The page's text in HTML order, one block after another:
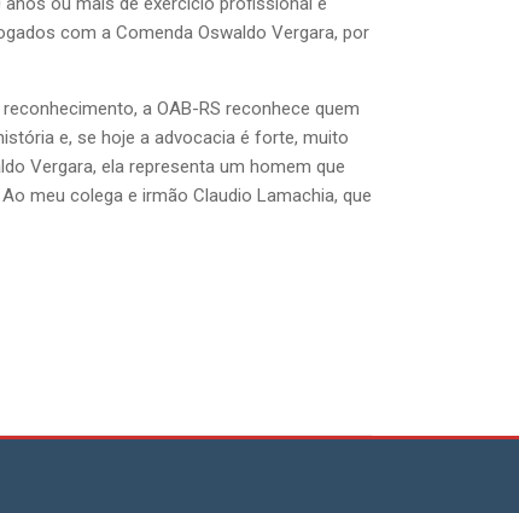
com a Comenda Oswaldo Vergara, por
a OAB-RS reconhece quem
e, se hoje a advocacia é forte, muito
Vergara, ela representa um homem que
meu colega e irmão Claudio Lamachia, que